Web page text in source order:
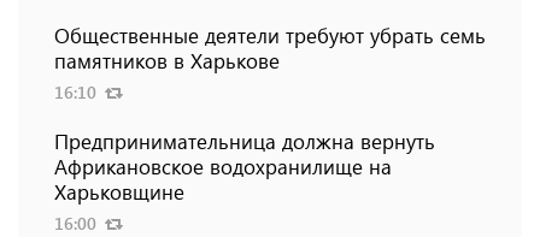
Общественные деятели требуют убрать семь
памятников в Харькове
16:10
Предпринимательница должна вернуть
Африкановское водохранилище на
Харьковщине
16:00